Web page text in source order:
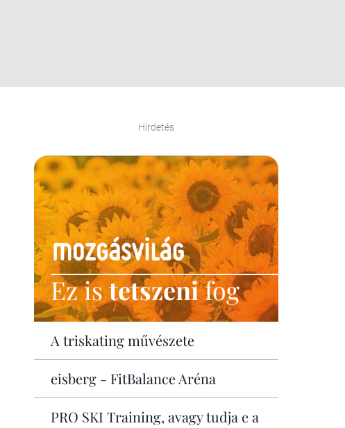
Hirdetés
Ez istetszenifog
A triskating művészete
eisberg - FitBalance Aréna
PRO SKI Training, avagy tudja e a